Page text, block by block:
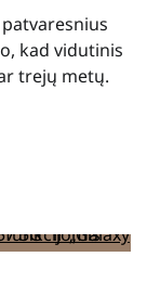
kad vidutinis
trejų metų.